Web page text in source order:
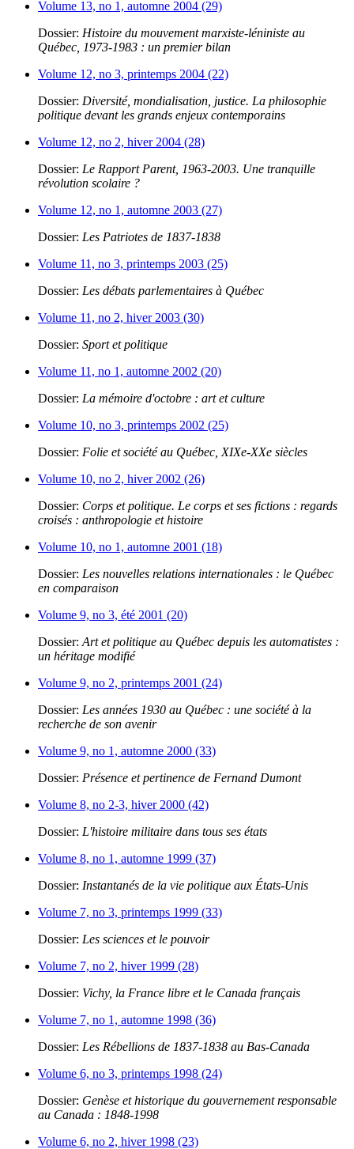
Volume 13, no 1, automne 2004 (29)
Dossier: Histoire du mouvement marxiste-léniniste au
Québec, 1973-1983 : un premier bilan
Volume 12, no 3, printemps 2004 (22)
Dossier: Diversité, mondialisation, justice. La philosophie
politique devant les grands enjeux contemporains
Volume 12, no 2, hiver 2004 (28)
Dossier: Le Rapport Parent, 1963-2003. Une tranquille
révolution scolaire ?
Volume 12, no 1, automne 2003 (27)
Dossier: Les Patriotes de 1837-1838
Volume 11, no 3, printemps 2003 (25)
Dossier: Les débats parlementaires à Québec
Volume 11, no 2, hiver 2003 (30)
Dossier: Sport et politique
Volume 11, no 1, automne 2002 (20)
Dossier: La mémoire d'octobre : art et culture
Volume 10, no 3, printemps 2002 (25)
Dossier: Folie et société au Québec, XIXe-XXe siècles
Volume 10, no 2, hiver 2002 (26)
Dossier: Corps et politique. Le corps et ses fictions : regards
croisés : anthropologie et histoire
Volume 10, no 1, automne 2001 (18)
Dossier: Les nouvelles relations internationales : le Québec
en comparaison
Volume 9, no 3, été 2001 (20)
Dossier: Art et politique au Québec depuis les automatistes :
un héritage modifié
Volume 9, no 2, printemps 2001 (24)
Dossier: Les années 1930 au Québec : une société à la
recherche de son avenir
Volume 9, no 1, automne 2000 (33)
Dossier: Présence et pertinence de Fernand Dumont
Volume 8, no 2-3, hiver 2000 (42)
Dossier: L'histoire militaire dans tous ses états
Volume 8, no 1, automne 1999 (37)
Dossier: Instantanés de la vie politique aux États-Unis
Volume 7, no 3, printemps 1999 (33)
Dossier: Les sciences et le pouvoir
Volume 7, no 2, hiver 1999 (28)
Dossier: Vichy, la France libre et le Canada français
Volume 7, no 1, automne 1998 (36)
Dossier: Les Rébellions de 1837-1838 au Bas-Canada
Volume 6, no 3, printemps 1998 (24)
Dossier: Genèse et historique du gouvernement responsable
au Canada : 1848-1998
Volume 6, no 2, hiver 1998 (23)